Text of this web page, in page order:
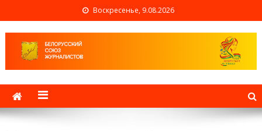
Воскресенье, 9.08.2026
Белорусский союз
журналистов